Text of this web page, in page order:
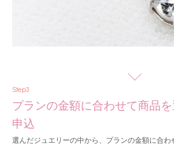
Step3
プランの金額に合わせて商品
申込
選んだジュエリーの中から、プランの金額に合わ